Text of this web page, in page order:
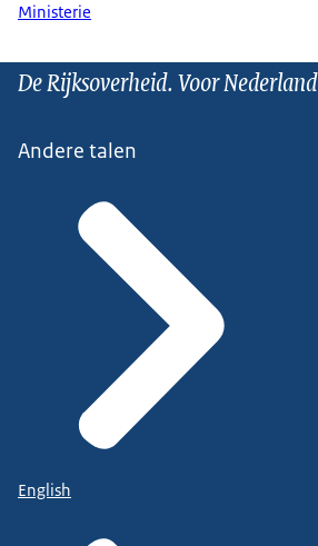
Ministerie
De Rijksoverheid. Voor Nederland
Andere talen
English